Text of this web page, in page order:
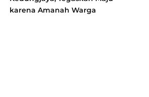
karena Amanah Warga